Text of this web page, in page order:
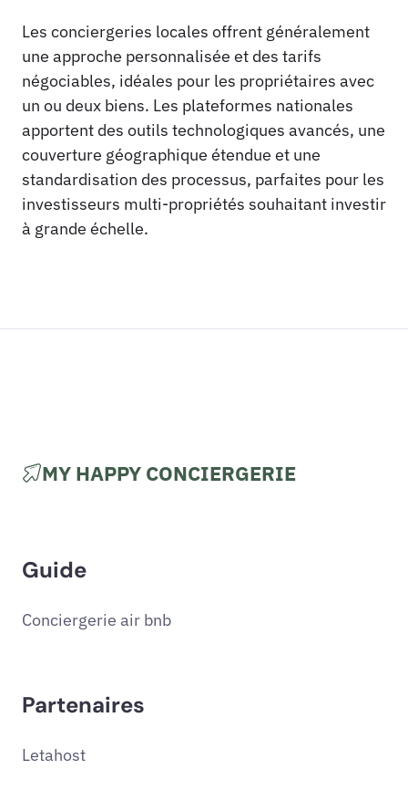
Les conciergeries locales offrent généralement
une approche personnalisée et des tarifs
négociables, idéales pour les propriétaires avec
un ou deux biens. Les plateformes nationales
apportent des outils technologiques avancés, une
couverture géographique étendue et une
standardisation des processus, parfaites pour les
investisseurs multi-propriétés souhaitant investir
à grande échelle.
MY HAPPY CONCIERGERIE
Guide
Conciergerie air bnb
Partenaires
Letahost